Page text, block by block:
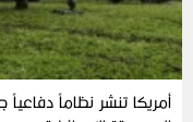
أمريكا تنشر نظاماً دفاعياً